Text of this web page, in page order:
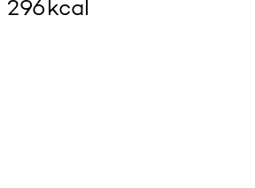
296kcal